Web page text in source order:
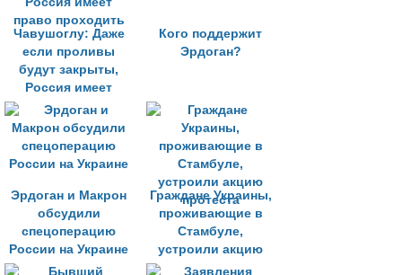
Чавушоглу: Даже
если проливы
будут закрыты,
Россия имеет
право проходить
Кого поддержит
Эрдоган?
Эрдоган и Макрон
обсудили
спецоперацию
России на Украине
Граждане Украины,
проживающие в
Стамбуле,
устроили акцию
протеста